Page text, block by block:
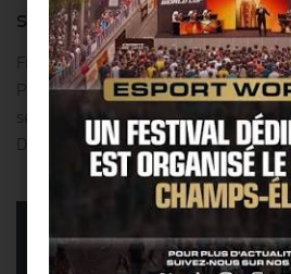
septembre 2014 à 20H
France Bleu vous invite à
Privé de la saison, animé par Elodie
septembre, Bénabar (artiste France
Délavega se produiront au...